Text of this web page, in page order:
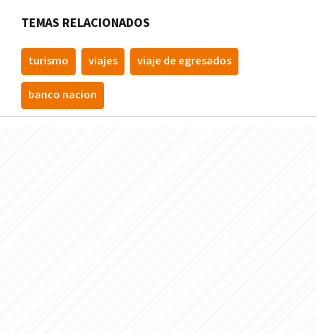
TEMAS RELACIONADOS
turismo viajes viaje de egresados
banco nacion